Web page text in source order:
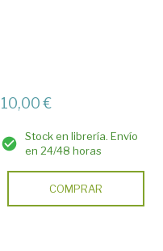
10,00 €
Stock en librería. Envío
en 24/48 horas
COMPRAR